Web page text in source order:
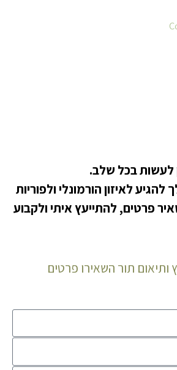
לעשות בכל שלב.
לאיזון הורמונלי ולפוריות
פרטים, להתייעץ איתי ולקבוע
ותיאום תור השאירו פרטים